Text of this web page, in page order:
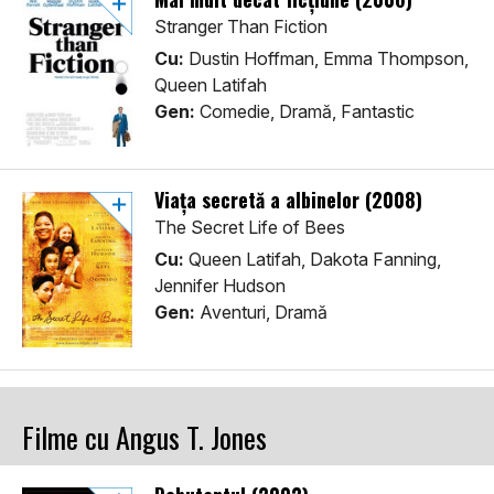
Stranger Than Fiction
Cu: Dustin Hoffman, Emma Thompson,
Queen Latifah
Gen: Comedie, Dramă, Fantastic
Viața secretă a albinelor (2008)
The Secret Life of Bees
Cu: Queen Latifah, Dakota Fanning,
Jennifer Hudson
Gen: Aventuri, Dramă
Filme cu Angus T. Jones